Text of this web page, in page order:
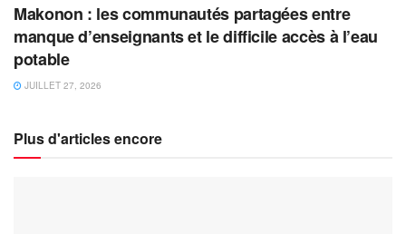
Makonon : les communautés partagées entre
manque d’enseignants et le difficile accès à l’eau
potable
JUILLET 27, 2026
Plus d'articles encore